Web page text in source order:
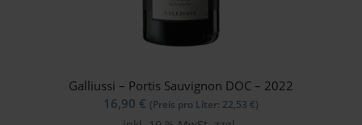
Galliussi – Portis Sauvignon DOC – 2022
16,90 € (Preis pro Liter: 22,53 €)